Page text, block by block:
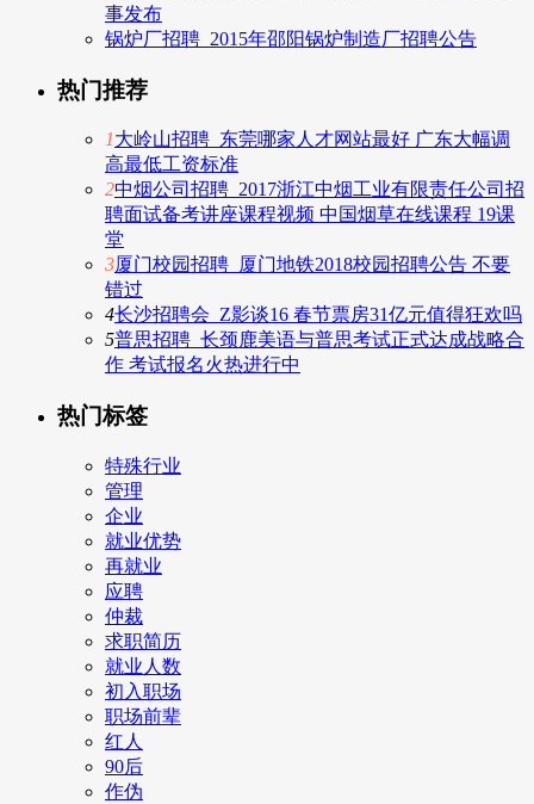
事发布
锅炉厂招聘_2015年邵阳锅炉制造厂招聘公告
热门推荐
1大岭山招聘_东莞哪家人才网站最好 广东大幅调
高最低工资标准
2中烟公司招聘_2017浙江中烟工业有限责任公司招
聘面试备考讲座课程视频 中国烟草在线课程 19课
堂
3厦门校园招聘_厦门地铁2018校园招聘公告 不要
错过
4长沙招聘会_Z影谈16 春节票房31亿元值得狂欢吗
5普思招聘_长颈鹿美语与普思考试正式达成战略合
作 考试报名火热进行中
热门标签
特殊行业
管理
企业
就业优势
再就业
应聘
仲裁
求职简历
就业人数
初入职场
职场前辈
红人
90后
作伪